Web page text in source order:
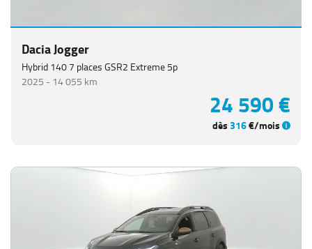
Dacia Jogger
Hybrid 140 7 places GSR2 Extreme 5p
2025 - 14 055 km
24 590 €
dès316€/mois